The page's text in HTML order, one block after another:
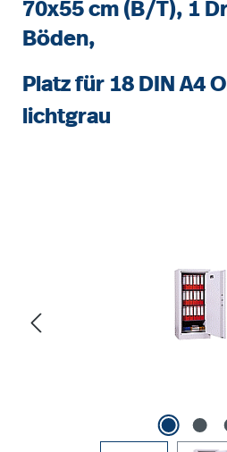
70x55 cm (B/T), 1
Böden,
Platz für 18 DIN A4
lichtgrau